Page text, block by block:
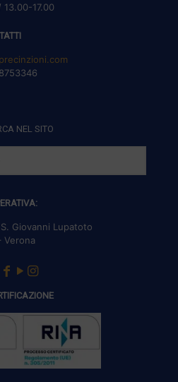
17.00
NEL SITO
Giovanni Lupatoto
Verona